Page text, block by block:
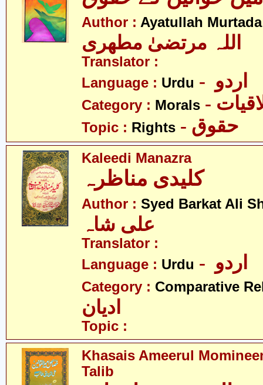
Author : Ayatullah
اللہ مرتضیٰ مطھری
Translator :
Language : Urdu
Category : Morals
Topic : Rights - حقوق
Kaleedi Manazra
کلیدی مناظرہ
Author : Syed Barkat Ali
علی شاہ
Translator :
Language : Urdu
Category : Comparative
ادیان
Topic :
Khasais Ameerul
Talib